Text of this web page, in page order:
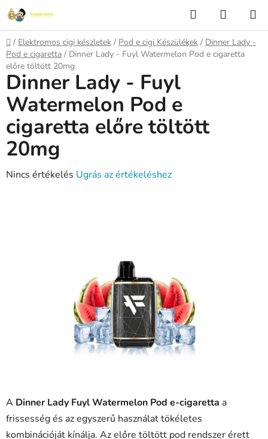
Ugrás
fő
tartalomhoz
KeresésKOSÁR
Kezdőlap
/ Elektromos cigi készletek / Pod e cigi Készülékek / Dinner Lady -
Pod e cigaretta / Dinner Lady - Fuyl Watermelon Pod e cigaretta
előre töltött 20mg
A Dinner Lady Fuyl Watermelon Pod e-cigaretta a
frissesség és az egyszerű használat tökéletes
kombinációját kínálja. Az előre töltött pod rendszer érett
Dinner Lady - Fuyl
Watermelon Pod e
cigaretta előre töltött
20mg
A
Nincs értékelés Ugrás az értékeléshez